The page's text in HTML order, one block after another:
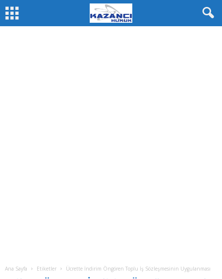
Ana Sayfa Etiketler Ücrette İndirim Öngören Toplu İş Sözleşmesinin Uygulanması